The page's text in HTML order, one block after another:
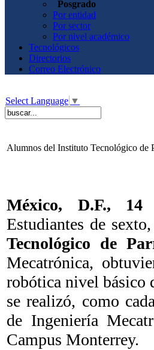
Posgrado
Por entidad
Por sector
Por nivel académico
Tecnológicos
Directorios
Correo Electrónico
Select Language ▼
Alumnos del Instituto Tecnológico de
México, D.F.,
Estudiantes de
Tecnológico de
Mecatrónica,
robótica nivel básico
se realizó, como
de Ingeniería
Campus Monterrey.